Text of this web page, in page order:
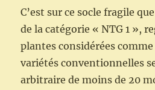
C’est sur ce socle fragile
de la catégorie « NTG 1 »,
plantes considérées
variétés conventionnelles
arbitraire de moins de 20